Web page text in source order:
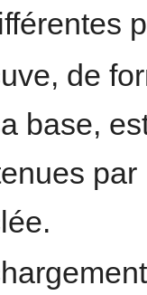
de
base,